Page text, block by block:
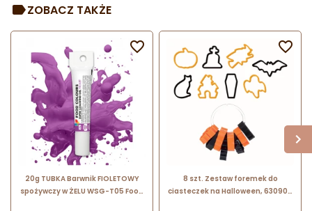
ZOBACZ TAKŻE
20g TUBKA Barwnik FIOLETOWY
spożywczy w ŻELU WSG-T05 Food

8 szt. Zestaw foremek do
ciasteczek na Halloween, 630907
